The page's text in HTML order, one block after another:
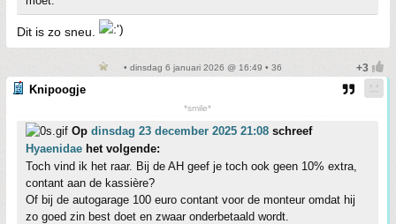
Dit is zo sneu.
• dinsdag 6 januari 2026 @ 16:49 • 36
Knipoogje
*smile*
Op dinsdag 23 december 2025 21:08 schreef
Hyaenidae het volgende:
Toch vind ik het raar. Bij de AH geef je toch ook geen 10% extra,
contant aan de kassière?
Of bij de autogarage 100 euro contant voor de monteur omdat hij
zo goed zin best doet en zwaar onderbetaald wordt.